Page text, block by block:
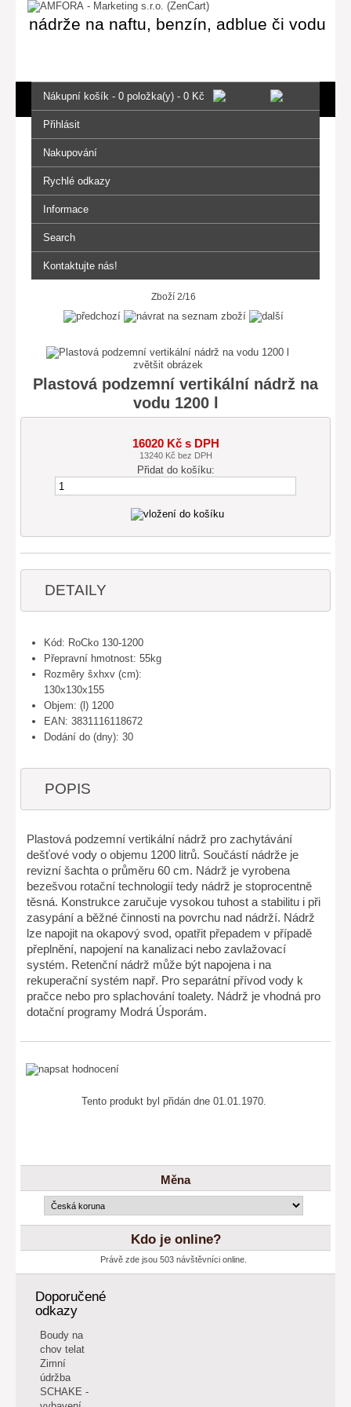
nádrže na naftu, benzín, adblue či vodu
Nákupní košík - 0 položka(y) - 0 Kč
Přihlásit
Nakupování
Rychlé odkazy
Informace
Search
Kontaktujte nás!
Zboží 2/16
zvětšit obrázek
Plastová podzemní vertikální nádrž na
vodu 1200 l
16020 Kč s DPH
13240 Kč bez DPH
DETAILY
Kód: RoCko 130-1200
Přepravní hmotnost: 55kg
Rozměry šxhxv (cm):
130x130x155
Objem: (l) 1200
EAN: 3831116118672
Dodání do (dny): 30
POPIS
Plastová podzemní vertikální nádrž pro zachytávání
dešťové vody o objemu 1200 litrů. Součástí nádrže je
revizní šachta o průměru 60 cm. Nádrž je vyrobena
bezešvou rotační technologií tedy nádrž je stoprocentně
těsná. Konstrukce zaručuje vysokou tuhost a stabilitu i při
zasypání a běžné činnosti na povrchu nad nádrží. Nádrž
lze napojit na okapový svod, opatřit přepadem v případě
přeplnění, napojení na kanalizaci nebo zavlažovací
systém. Retenční nádrž může být napojena i na
rekuperační systém např. Pro separátní přívod vody k
pračce nebo pro splachování toalety. Nádrž je vhodná pro
dotační programy Modrá Úsporám.
Tento produkt byl přidán dne 01.01.1970.
Měna
Kdo je online?
Právě zde jsou 503 návštěvníci online.
Doporučené
odkazy
Boudy na
chov telat
Zimní
údržba
SCHAKE -